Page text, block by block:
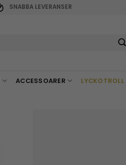
SNABBA LEVERANSER
ACCESSOARER LYCKOTROLL